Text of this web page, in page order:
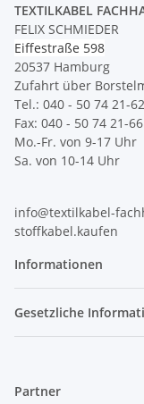
TEXTILKABEL
FELIX SCHMIEDER
Eiffestraße 598
20537 Hamburg
Zufahrt über
Tel.: 040 - 50 74 21-62
Fax: 040 - 50 74 21-66
Mo.-Fr. von 9-17 Uhr
Sa. von 10-14 Uhr
info@textilkabel-
stoffkabel.kaufen
Informationen
Gesetzliche
Partner